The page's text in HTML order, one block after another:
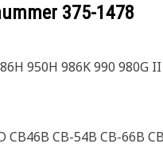
375-1478
950H 986K 990
CB-54B CB-66B